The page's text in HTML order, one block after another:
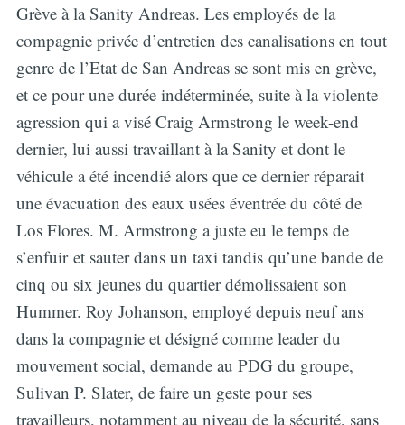
Grève à la Sanity Andreas. Les employés de la
compagnie privée d’entretien des canalisations en tout
genre de l’Etat de San Andreas se sont mis en grève,
et ce pour une durée indéterminée, suite à la violente
agression qui a visé Craig Armstrong le week-end
dernier, lui aussi travaillant à la Sanity et dont le
véhicule a été incendié alors que ce dernier réparait
une évacuation des eaux usées éventrée du côté de
Los Flores. M. Armstrong a juste eu le temps de
s’enfuir et sauter dans un taxi tandis qu’une bande de
cinq ou six jeunes du quartier démolissaient son
Hummer. Roy Johanson, employé depuis neuf ans
dans la compagnie et désigné comme leader du
mouvement social, demande au PDG du groupe,
Sulivan P. Slater, de faire un geste pour ses
travailleurs, notamment au niveau de la sécurité, sans